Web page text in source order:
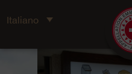
Italiano